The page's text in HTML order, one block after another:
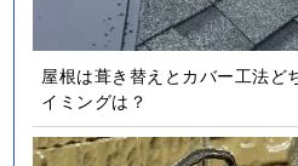
屋根は葺き替えとカバー工法ど
イミングは？